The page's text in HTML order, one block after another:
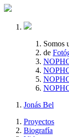
Somos
de
Jonás Bel
Proyectos
Biografía